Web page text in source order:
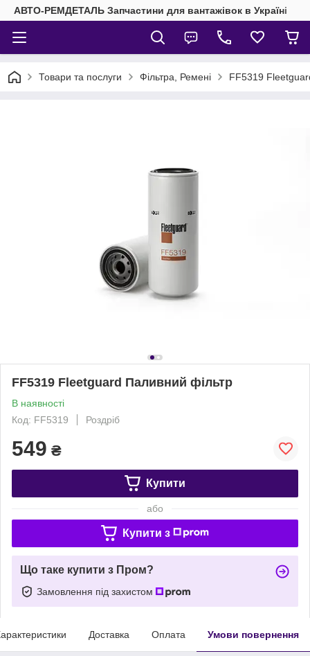
АВТО-РЕМДЕТАЛЬ Запчастини для вантажівок в Україні
Товари та послуги Фільтра, Ремені FF5319
FF5319 Fleetguard Паливний фільтр
В наявності
Код: FF5319
Роздріб
549 ₴
Купити
або
Купити з
Що таке купити з Пром?
Замовлення під захистом
Доставка Оплата Умови повернення